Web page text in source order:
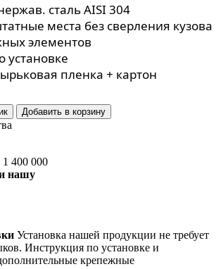
сталь AISI 304
места без сверления кузова
элементов
установке
пленка + картон
1 400 000
нашу
Установка нашей продукции не требует
Инструкция по установке и
крепежные